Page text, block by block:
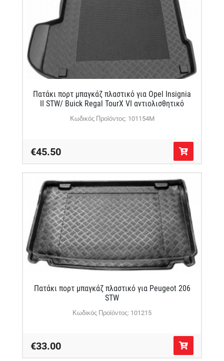
Πατάκι πορτ μπαγκάζ πλαστικό για Opel Insignia
II STW/ Buick Regal TourX VI αντιολισθητικό
Κωδικός Προϊόντος: 101154M
€45.50
Πατάκι πορτ μπαγκάζ πλαστικό για Peugeot 206
STW
Κωδικός Προϊόντος: 101215
€33.00